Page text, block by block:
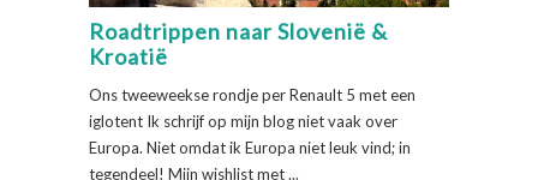
Roadtrippen naar Slovenië &
Kroatië
Ons tweeweekse rondje per Renault 5 met een
iglotent Ik schrijf op mijn blog niet vaak over
Europa. Niet omdat ik Europa niet leuk vind; in
tegendeel! Mijn wishlist met ...